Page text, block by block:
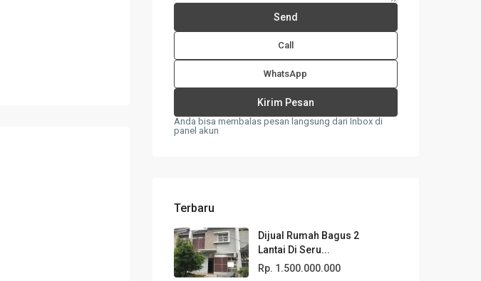
Call
WhatsApp
Anda bisa membalas pesan langsung dari Inbox di
panel akun
Terbaru
Dijual Rumah Bagus 2
Lantai Di Seru...
Rp. 1.500.000.000